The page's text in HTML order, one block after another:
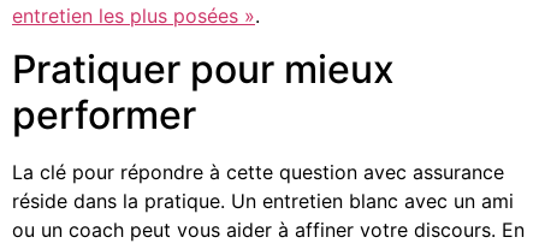
entretien les plus posées ».
Pratiquer pour mieux
performer
La clé pour répondre à cette question avec assurance
réside dans la pratique. Un entretien blanc avec un ami
ou un coach peut vous aider à affiner votre discours. En